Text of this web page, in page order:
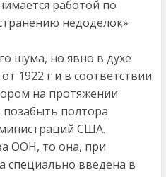
работой по
недоделок»
шума, но явно в духе
1922 г и в соответствии
на протяжении
позабыть полтора
США.
ООН, то она, при
специально введена в